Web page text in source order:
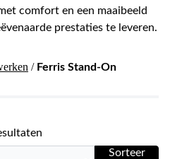
comfort en een maaibeeld
prestaties te leveren.
/ Ferris Stand-On
Sorteer